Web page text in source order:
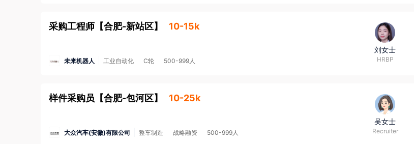
采购工程师 【合肥-新站区】 10-15k
未来机器人 工业自动化 C轮 500-999人
刘女士
HRBP
样件采购员 【合肥-包河区】 10-25k
大众汽车(安徽)有限公司 整车制造 战略融资 500-999人
吴女士
Recruiter